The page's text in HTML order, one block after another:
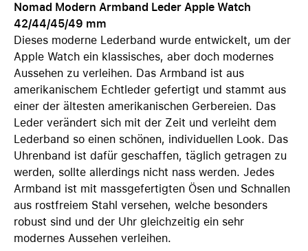
Nomad Modern Armband Leder Apple Watch
42/44/45/49 mm
Dieses moderne Lederband wurde entwickelt, um der
Apple Watch ein klassisches, aber doch modernes
Aussehen zu verleihen. Das Armband ist aus
amerikanischem Echtleder gefertigt und stammt aus
einer der ältesten amerikanischen Gerbereien. Das
Leder verändert sich mit der Zeit und verleiht dem
Lederband so einen schönen, individuellen Look. Das
Uhrenband ist dafür geschaffen, täglich getragen zu
werden, sollte allerdings nicht nass werden. Jedes
Armband ist mit massgefertigten Ösen und Schnallen
aus rostfreiem Stahl versehen, welche besonders
robust sind und der Uhr gleichzeitig ein sehr
modernes Aussehen verleihen.